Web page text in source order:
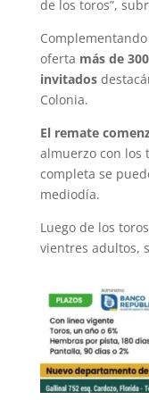
de los toros”,
oferta más de
invitados
Colonia.
El remate
almuerzo con los
completa se
mediodía.
Luego de los
vientres adultos,